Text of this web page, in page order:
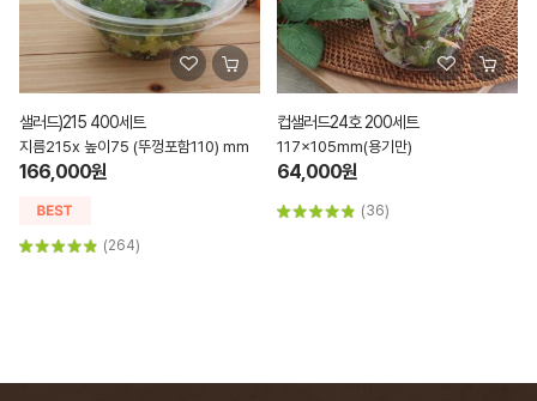
샐러드)215 400세트
지름215x 높이75 (뚜껑포함110) mm
166,000원
(264)
컵샐러드24호 200세트
117x105mm(용기만)
64,000원
(36)